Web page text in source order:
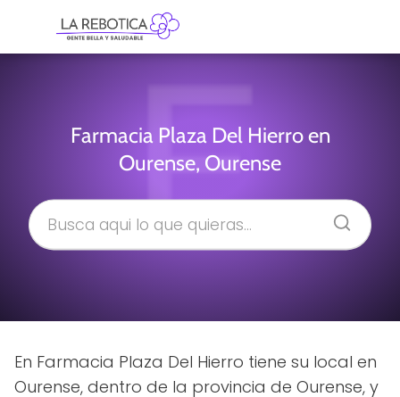
Farmacia Plaza Del Hierro en
Ourense, Ourense
En Farmacia Plaza Del Hierro tiene su local en
Ourense, dentro de la provincia de Ourense, y